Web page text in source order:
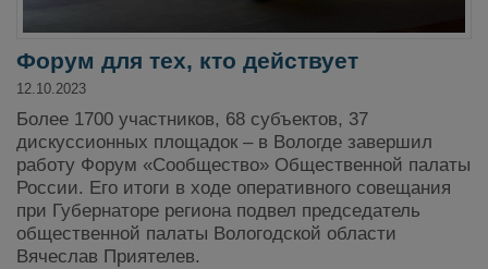
Форум для тех, кто действует
12.10.2023
Более 1700 участников, 68 субъектов, 37
дискуссионных площадок – в Вологде завершил
работу Форум «Сообщество» Общественной палаты
России. Его итоги в ходе оперативного совещания
при Губернаторе региона подвел председатель
общественной палаты Вологодской области
Вячеслав Приятелев.